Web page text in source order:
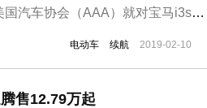
汽车协会（AAA）就对宝马i3s、
试，发现当室外温度降到零下
电动车 续航 2019-02-10
售12.79万起